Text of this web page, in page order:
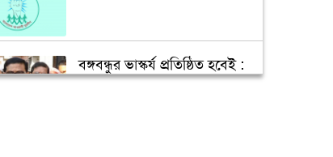
বঙ্গবন্ধুর ভাস্কর্য প্রতিষ্ঠিত হবেই :
হানিফ